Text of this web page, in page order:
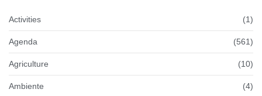
Activities (1)
Agenda (561)
Agriculture (10)
Ambiente (4)